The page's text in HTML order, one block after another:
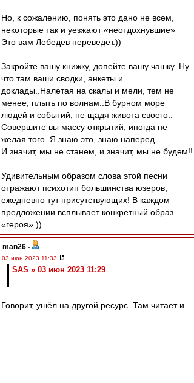
Но, к сожалению, понять это дано не всем,
некоторые так и уезжают «неотдохнувшие»
Это вам Лебедев переведет.))
Закройте вашу книжку, допейте вашу чашку..Ну
что там ваши сводки, анкеты и
доклады..Налетая на скалы и мели, тем не
менее, плыть по волнам..В бурном море
людей и событий, не щадя живота своего..
Совершите вы массу открытий, иногда не
желая того..Я знаю это, знаю наперед..
И значит, мы не станем, и значит, мы не будем!!
Удивительным образом слова этой песни
отражают психотип большинства юзеров,
ежедневно тут присутствующих! В каждом
предложении всплывает конкретный образ
«героя» ))
man26 -
03 июн 2023 11:33
SAS » 03 июн 2023 11:29
Говорит, ушёл на другой ресурс. Там читает и